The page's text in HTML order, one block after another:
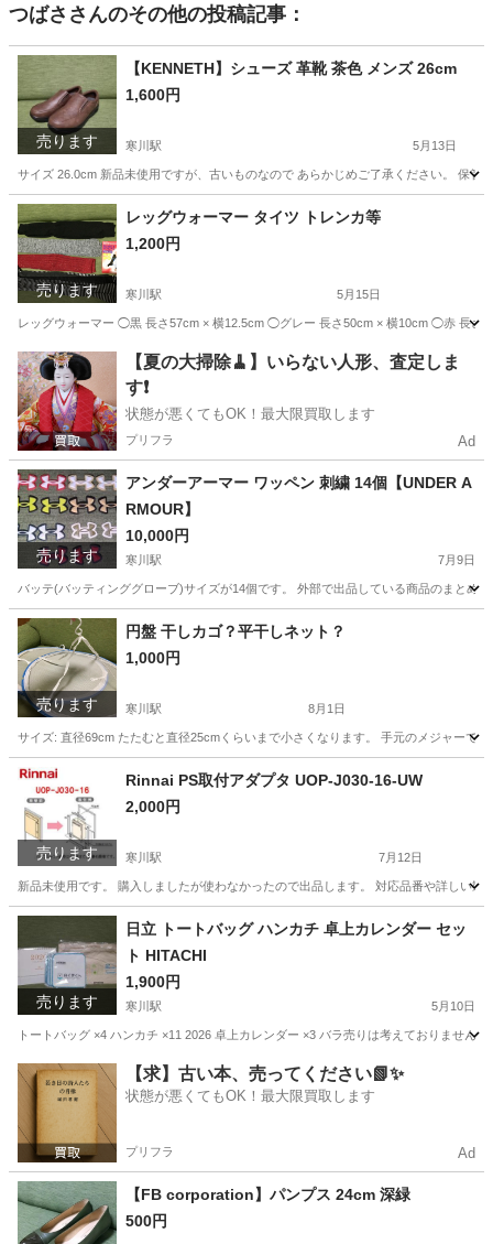
つばさ さんのその他の投稿記事：
売ります
【KENNETH】シューズ 革靴 茶色 メンズ 26cm
1,600円
寒川駅 5月13日
サイズ 26.0cm 新品未使用ですが、古いものなので あらかじめご了承ください。 保
神奈川 高座郡 寒川駅 シューズ
売ります
レッグウォーマー タイツ トレンカ等
1,200円
寒川駅 5月15日
レッグウォーマー ◯黒 長さ57cm × 横12.5cm ◯グレー 長さ50cm × 横10cm ◯赤 長さ
神奈川 寒川駅 小物 需要
【夏の大掃除🧹】いらない人形、査定しま
す❗️
状態が悪くてもOK！最大限買取します
プリフラ Ad
売ります
アンダーアーマー ワッペン 刺繍 14個【UNDER A
RMOUR】
10,000円
寒川駅 7月9日
バッテ(バッティンググローブ)サイズが14個です。 外部で出品している商品のまとめ
神奈川 高座郡 寒川駅 野球
売ります
円盤 干しカゴ？平干しネット？
1,000円
寒川駅 8月1日
サイズ: 直径69cm たたむと直径25cmくらいまで小さくなります。 手元のメジャーで
神奈川 洗濯用品
売ります
Rinnai PS取付アダプタ UOP-J030-16-UW
2,000円
寒川駅 7月12日
新品未使用です。 購入しましたが使わなかったので出品します。 対応品番や詳しい
神奈川 高座郡 寒川駅 その他 アダプタ
売ります
日立 トートバッグ ハンカチ 卓上カレンダー セッ
ト HITACHI
1,900円
寒川駅 5月10日
トートバッグ ×4 ハンカチ ×11 2026 卓上カレンダー ×3 バラ売りは考えておりませ
神奈川 高座郡 寒川駅 ノベルティグッズ 卓上カレンダー
【求】古い本、売ってください📗✨
状態が悪くてもOK！最大限買取します
プリフラ Ad
【FB corporation】パンプス 24cm 深緑
500円